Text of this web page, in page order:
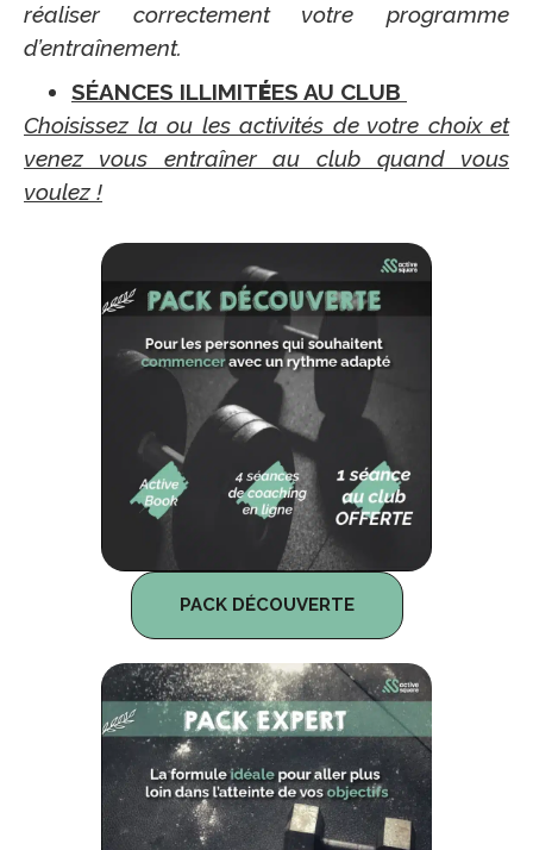
réaliser correctement votre programme
d’entraînement.
SÉANCES ILLIMITÉES AU CLUB
Choisissez la ou les activités de votre choix et
venez vous entraîner au club quand vous
voulez !
PACK DÉCOUVERTE